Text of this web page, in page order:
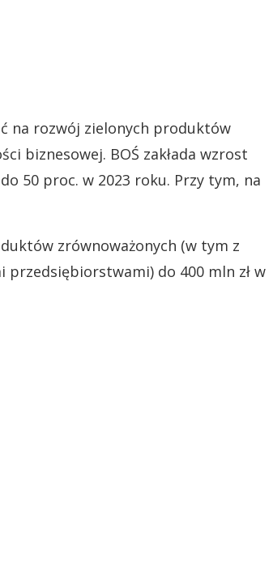
na rozwój zielonych produktów
biznesowej. BOŚ zakłada wzrost
50 proc. w 2023 roku. Przy tym, na
zrównoważonych (w tym z
przedsiębiorstwami) do 400 mln zł w